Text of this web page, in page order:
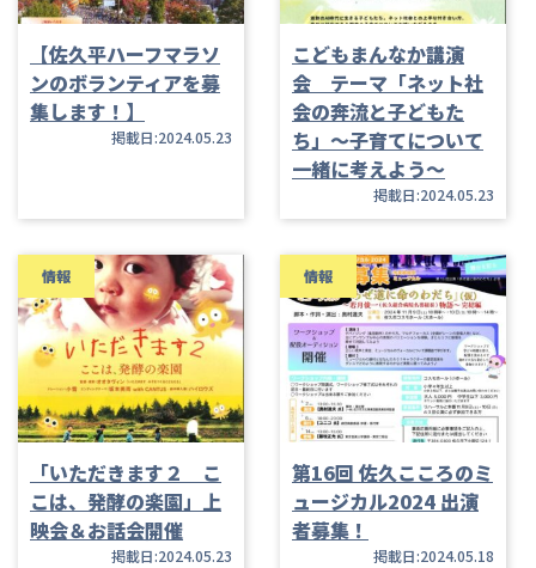
【佐久平ハーフマラソ
ンのボランティアを募
集します！】
掲載日:2024.05.23
こどもまんなか講演
会 テーマ「ネット社
会の奔流と子どもた
ち」～子育てについて
一緒に考えよう～
掲載日:2024.05.23
情報
「いただきます２ こ
こは、発酵の楽園」上
映会＆お話会開催
掲載日:2024.05.23
情報
第16回 佐久こころのミ
ュージカル2024 出演
者募集！
掲載日:2024.05.18